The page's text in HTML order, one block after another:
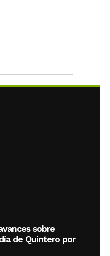
sobre
de Quintero por